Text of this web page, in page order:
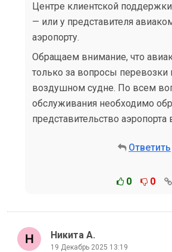
Центре клиентской
— или у представителя
аэропорту.
Обращаем внимание, что
только за вопросы перевозки
воздушном судне. По всем
обслуживания необходимо
представительство аэропорта
Ответить
0 0
Никита А.
19 Декабрь 2025 13:19